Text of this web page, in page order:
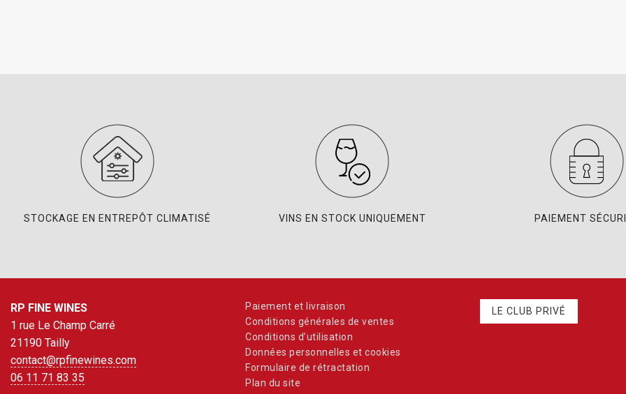
STOCKAGE EN ENTREPÔT CLIMATISÉ VINS EN STOCK UNIQUEMENT PAIEMENT
RP FINE WINES
1 rue Le Champ Carré
21190 Tailly
contact@rpfinewines.com
06 11 71 83 35
Paiement et livraison
Conditions générales de ventes
Conditions d’utilisation
Données personnelles et cookies
Formulaire de rétractation
Plan du site
LE CLUB PRIVÉ